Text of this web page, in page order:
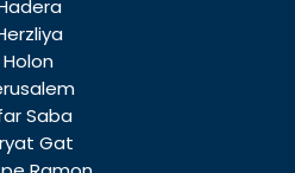
Holon
Saba
Gat